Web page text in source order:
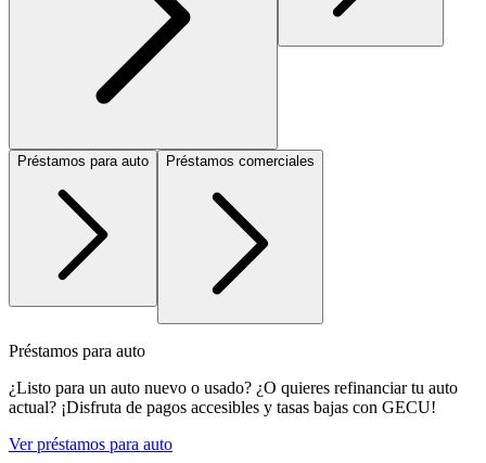
Préstamos para auto Préstamos comerciales
Préstamos para auto
¿Listo para un auto nuevo o usado? ¿O quieres refinanciar tu auto
actual? ¡Disfruta de pagos accesibles y tasas bajas con GECU!
Ver préstamos para auto